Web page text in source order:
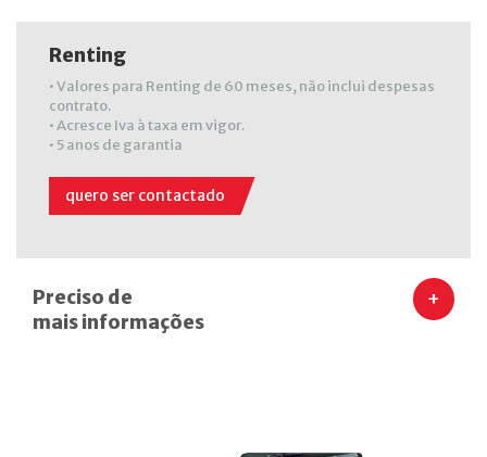
Renting
• Valores para Renting de 60 meses, não inclui despesas
contrato.
• Acresce Iva à taxa em vigor.
• 5 anos de garantia
quero ser contactado
Preciso de
mais informações
+